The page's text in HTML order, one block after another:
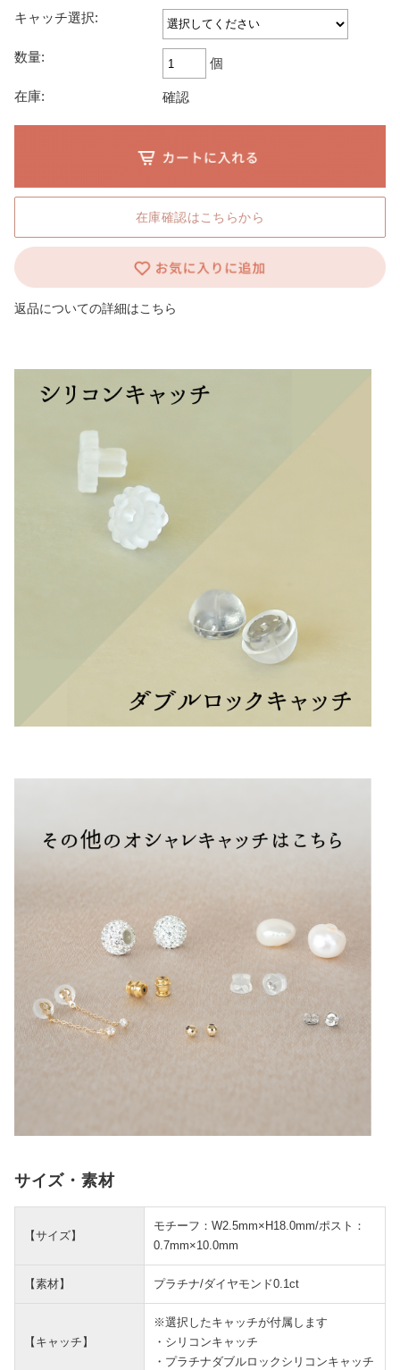
キャッチ選択:
数量: 個
在庫: 確認
在庫確認はこちらから
返品についての詳細はこちら
サイズ・素材
【サイズ】
モチーフ：W2.5mm×H18.0mm/ポスト：
0.7mm×10.0mm
【素材】 プラチナ/ダイヤモンド0.1ct
【キャッチ】
※選択したキャッチが付属します
・シリコンキャッチ
・プラチナダブルロックシリコンキャッチ